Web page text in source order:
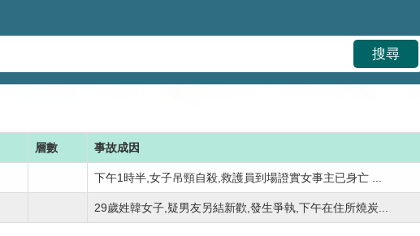
搜尋
層數 事故成因
下午1時半,女子吊頸自殺,救護員到場證實女事主已身亡 ...
29歲姓韓女子,疑男友另結新歡,發生爭執,下午在住所燒炭...